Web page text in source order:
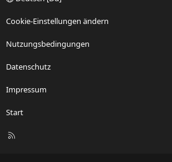
Cookie-Einstellungen ändern
Nutzungsbedingungen
Datenschutz
Impressum
Start
R